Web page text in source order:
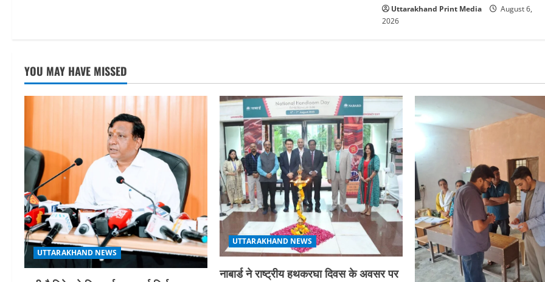
Uttarakhand Print Media
August 6,
2026
YOU MAY HAVE MISSED
UTTARAKHAND NEWS
UTTARAKHAND NEWS
नाबार्ड ने राष्ट्रीय हथकरघा दिवस के अवसर पर